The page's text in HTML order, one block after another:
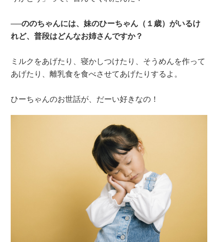
──ののちゃんには、妹のひーちゃん（１歳）がいるけ
れど、普段はどんなお姉さんですか？
ミルクをあげたり、寝かしつけたり、そうめんを作って
あげたり、離乳食を食べさせてあげたりするよ。
ひーちゃんのお世話が、だーい好きなの！